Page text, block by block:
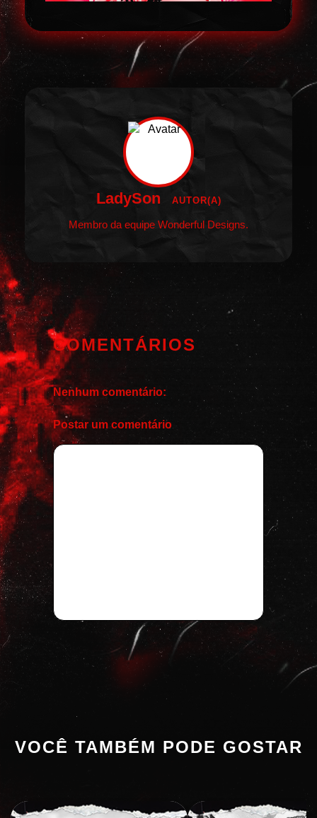
LadySon AUTOR(A)
Membro da equipe Wonderful Designs.
COMENTÁRIOS
Nenhum comentário:
Postar um comentário
VOCÊ TAMBÉM PODE GOSTAR